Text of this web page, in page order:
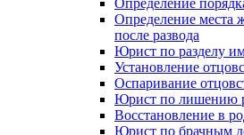
Определение
Определение места
после развода
Юрист по разделу
Установление
Оспаривание
Юрист по лишению
Восстановление в
Юрист по брачным